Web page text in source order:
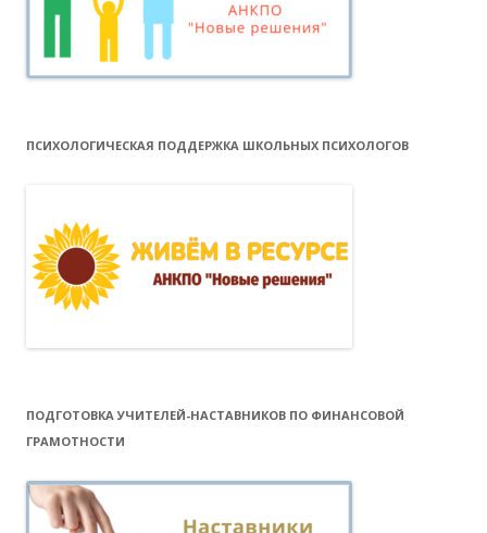
ПСИХОЛОГИЧЕСКАЯ ПОДДЕРЖКА ШКОЛЬНЫХ ПСИХОЛОГОВ
ПОДГОТОВКА УЧИТЕЛЕЙ-НАСТАВНИКОВ ПО ФИНАНСОВОЙ
ГРАМОТНОСТИ